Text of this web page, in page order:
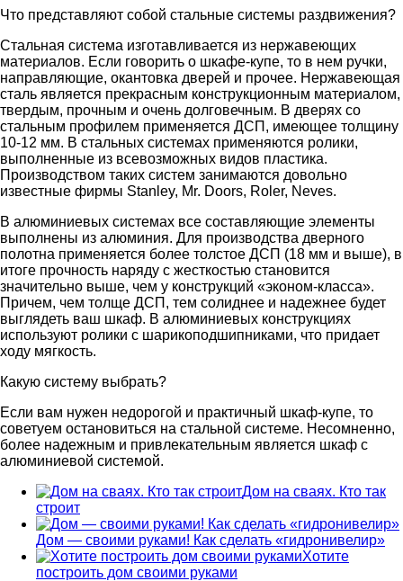
Что представляют собой стальные системы раздвижения?
Стальная система изготавливается из нержавеющих
материалов. Если говорить о шкафе-купе, то в нем ручки,
направляющие, окантовка дверей и прочее. Нержавеющая
сталь является прекрасным конструкционным материалом,
твердым, прочным и очень долговечным. В дверях со
стальным профилем применяется ДСП, имеющее толщину
10-12 мм. В стальных системах применяются ролики,
выполненные из всевозможных видов пластика.
Производством таких систем занимаются довольно
известные фирмы Stanley, Mr. Doors, Roler, Neves.
В алюминиевых системах все составляющие элементы
выполнены из алюминия. Для производства дверного
полотна применяется более толстое ДСП (18 мм и выше), в
итоге прочность наряду с жесткостью становится
значительно выше, чем у конструкций «эконом-класса».
Причем, чем толще ДСП, тем солиднее и надежнее будет
выглядеть ваш шкаф. В алюминиевых конструкциях
используют ролики с шарикоподшипниками, что придает
ходу мягкость.
Какую систему выбрать?
Если вам нужен недорогой и практичный шкаф-купе, то
советуем остановиться на стальной системе. Несомненно,
более надежным и привлекательным является шкаф с
алюминиевой системой.
Дом на сваях. Кто так
строит
Дом — своими руками! Как сделать «гидронивелир»
Хотите
построить дом своими руками